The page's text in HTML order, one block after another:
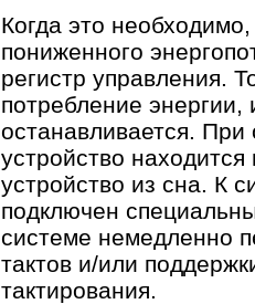
Когда это
пониженного
регистр управления.
потребление энергии,
останавливается. При
устройство
устройство из сна. К
подключен
системе немедленно
тактов и/или
тактирования.